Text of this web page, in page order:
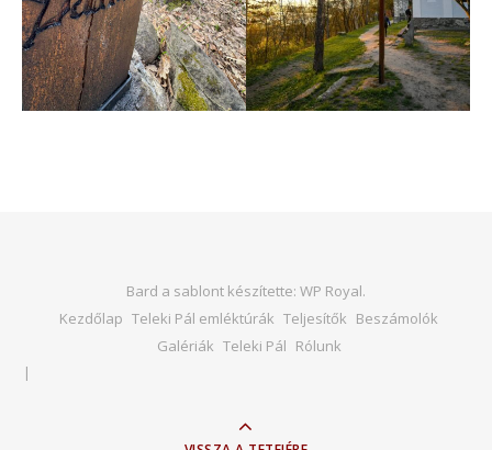
Bard a sablont készítette: WP Royal.
Kezdőlap Teleki Pál emléktúrák Teljesítők Beszámolók
Galériák Teleki Pál Rólunk